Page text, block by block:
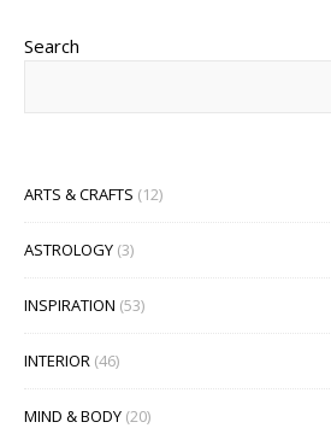
Search
ARTS & CRAFTS (12)
ASTROLOGY (3)
INSPIRATION (53)
INTERIOR (46)
MIND & BODY (20)